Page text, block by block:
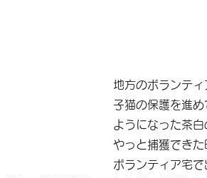
地方のボランテ
子猫の保護を進
ようになった茶白
やっと捕獲できた
ボランティア宅